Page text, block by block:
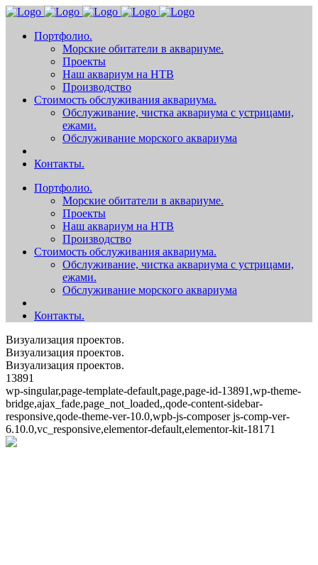
Портфолио.
Морские обитатели в аквариуме.
Проекты
Наш аквариум на НТВ
Производство
Стоимость обслуживания аквариума.
Обслуживание, чистка аквариума с устрицами,
ежами.
Обслуживание морского аквариума
Контакты.
Портфолио.
Морские обитатели в аквариуме.
Проекты
Наш аквариум на НТВ
Производство
Стоимость обслуживания аквариума.
Обслуживание, чистка аквариума с устрицами,
ежами.
Обслуживание морского аквариума
Контакты.
Визуализация проектов.
Визуализация проектов.
Визуализация проектов.
13891
wp-singular,page-template-default,page,page-id-13891,wp-theme-
bridge,ajax_fade,page_not_loaded,,qode-content-sidebar-
responsive,qode-theme-ver-10.0,wpb-js-composer js-comp-ver-
6.10.0,vc_responsive,elementor-default,elementor-kit-18171